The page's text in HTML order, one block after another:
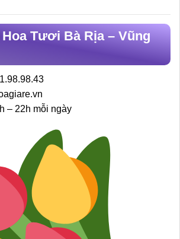
Tươi Bà Rịa – Vũng
– 22h mỗi ngày